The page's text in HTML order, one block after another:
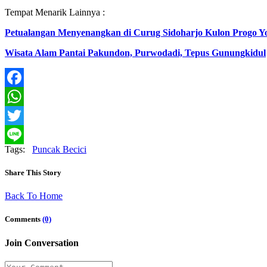
Tempat Menarik Lainnya :
Petualangan Menyenangkan di Curug Sidoharjo Kulon Progo
Wisata Alam Pantai Pakundon, Purwodadi, Tepus Gunungkidul
Facebook
WhatsApp
Twitter
Line
Tags: Puncak Becici
Share This Story
Back To Home
Comments (0)
Join Conversation